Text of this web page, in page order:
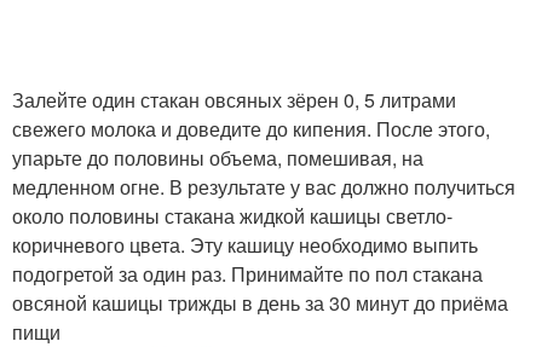
Залейте один стакан овсяных зёрен 0, 5 литрами
свежего молока и доведите до кипения. После этого,
упарьте до половины объема, помешивая, на
медленном огне. В результате у вас должно получиться
около половины стакана жидкой кашицы светло-
коричневого цвета. Эту кашицу необходимо выпить
подогретой за один раз. Принимайте по пол стакана
овсяной кашицы трижды в день за 30 минут до приёма
пищи